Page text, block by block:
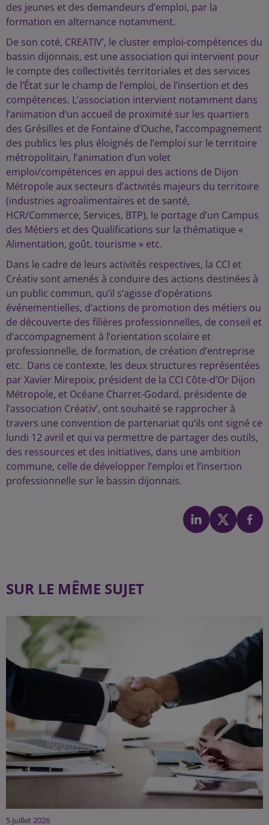
des jeunes et des demandeurs d’emploi, par la
formation en alternance notamment.
De son coté, CREATIV’, le cluster emploi-compétences du
bassin dijonnais, est une association qui intervient pour
le compte des collectivités territoriales et des services
de l’État sur le champ de l’emploi, de l’insertion et des
compétences. L’association intervient notamment dans
l’animation d’un accueil de proximité sur les quartiers
des Grésilles et de Fontaine d’Ouche, l’accompagnement
des publics les plus éloignés de l’emploi sur le territoire
métropolitain, l’animation d’un volet
emploi/compétences en appui des actions de Dijon
Métropole aux secteurs d’activités majeurs du territoire
(industries agroalimentaires et de santé,
HCR/Commerce, Services, BTP), le portage d’un Campus
des Métiers et des Qualifications sur la thématique «
Alimentation, goût, tourisme » etc.
Dans le cadre de leurs activités respectives, la CCI et
Créativ sont amenés à conduire des actions destinées à
un public commun, qu’il s’agisse d’opérations
événementielles, d’actions de promotion des métiers ou
de découverte des filières professionnelles, de conseil et
d’accompagnement à l’orientation scolaire et
professionnelle, de formation, de création d’entreprise
etc. Dans ce contexte, les deux structures représentées
par Xavier Mirepoix, président de la CCI Côte-d’Or Dijon
Métropole, et Océane Charret-Godard, présidente de
l’association Créativ’, ont souhaité se rapprocher à
travers une convention de partenariat qu’ils ont signé ce
lundi 12 avril et qui va permettre de partager des outils,
des ressources et des initiatives, dans une ambition
commune, celle de développer l’emploi et l’insertion
professionnelle sur le bassin dijonnais.
SUR LE MÊME SUJET
5 juillet 2026